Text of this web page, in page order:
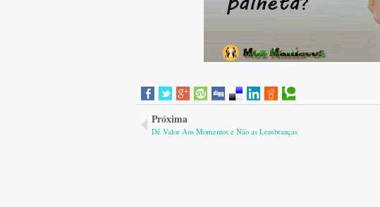
Próxima
Dê Valor Aos Momentos e Não as Lembranças